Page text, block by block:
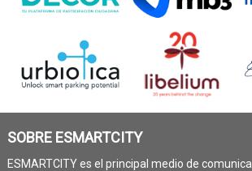
SOBRE ESMARTCITY
ESMARTCITY es el principal medio de